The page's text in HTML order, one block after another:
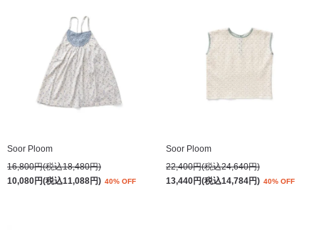
Soor Ploom
16,800円(税込18,480円)
10,080円(税込11,088円) 40% OFF
Soor Ploom
22,400円(税込24,640円)
13,440円(税込14,784円) 40% OFF